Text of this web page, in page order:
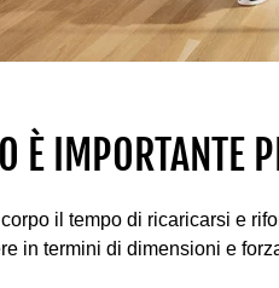
È IMPORTANTE
il tempo di ricaricarsi e
in termini di dimensioni e